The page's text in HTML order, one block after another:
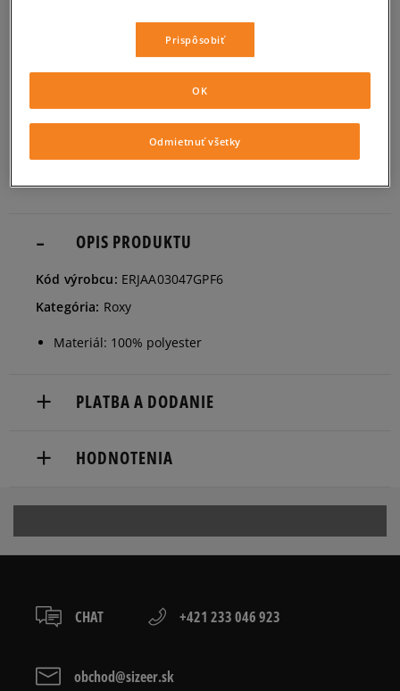
Ak bude položka opäť dostupná, dostanete od nás oznámenie.
Informovať o dostupnosti
ZISTIŤ DOSTUPNOSŤ V NAŠICH KAMENNÝCH PREDAJNIACH
OPIS PRODUKTU
Kód výrobcu: ERJAA03047GPF6
Kategória: Roxy
Materiál: 100% polyester
PLATBA A DODANIE
Dostupné spôsoby doručenia:
kuriér,
packeta (zásielkovňa - kamenná pobočka, výdejné
osobné prevzatie v predajni.
Dostupné spôsoby platby:
kartou,
HODNOTENIA
CHAT +421 233 046 923
obchod@sizeer.sk
Prispôsobiť
Odmietnuť všetky
OK